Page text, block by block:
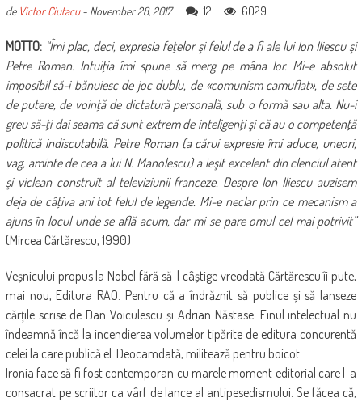
de Victor Ciutacu- November 28, 2017 12 6029
MOTTO: “Îmi plac, deci, expresia feţelor şi felul de a fi ale lui Ion Iliescu şi
Petre Roman. Intuiţia îmi spune să merg pe mâna lor. Mi-e absolut
imposibil să-i bănuiesc de joc dublu, de «comunism camuflat», de sete
de putere, de voinţă de dictatură personală, sub o formă sau alta. Nu-i
greu să-ţi dai seama că sunt extrem de inteligenţi şi că au o competenţă
politică indiscutabilă. Petre Roman (a cărui expresie îmi aduce, uneori,
vag, aminte de cea a lui N. Manolescu) a ieşit excelent din clenciul atent
şi viclean construit al televiziunii franceze. Despre Ion Iliescu auzisem
deja de câţiva ani tot felul de legende. Mi-e neclar prin ce mecanism a
ajuns în locul unde se află acum, dar mi se pare omul cel mai potrivit”
(Mircea Cărtărescu, 1990)
Veșnicului propus la Nobel fără să-l câștige vreodată Cărtărescu îi pute,
mai nou, Editura RAO. Pentru că a îndrăznit să publice și să lanseze
cărțile scrise de Dan Voiculescu și Adrian Năstase. Finul intelectual nu
îndeamnă încă la incendierea volumelor tipărite de editura concurentă
celei la care publică el. Deocamdată, militează pentru boicot.
Ironia face să fi fost contemporan cu marele moment editorial care l-a
consacrat pe scriitor ca vârf de lance al antipesedismului. Se făcea că,